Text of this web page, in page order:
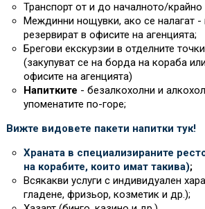
Транспорт от и до началното/
Междинни нощувки, ако се налагат
резервират в офисите на агенцията;
Брегови екскурзии в отделните
(закупуват се на борда на кораба
офисите на агенцията)
Напитките - безалкохолни и
упоменатите по-горе;
Вижте видовете пакети напитки тук!
Храната в специализираните
на корабите, които имат такива);
Всякакви услуги с индивидуален
гладене, фризьор, козметик и др.);